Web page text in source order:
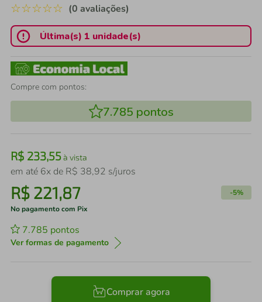
☆☆☆☆☆ (0 avaliações)
Última(s) 1 unidade(s)
Compre com pontos:
7.785 pontos
R$ 233,55à vista
em até 6x de R$ 38,92 s/juros
R$ 221,87 -5%
No pagamento com Pix
7.785 pontos
Ver formas de pagamento
Comprar agora